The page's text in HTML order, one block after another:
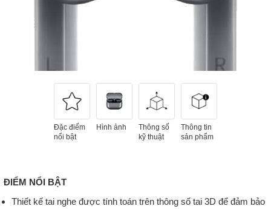
Đặc điểm
nổi bật
Hình ảnh
Thông số
kỹ thuật
Thông tin
sản phẩm
ĐIỂM NỔI BẬT
Thiết kế tai nghe được tính toán trên thông số tai 3D để đảm bảo